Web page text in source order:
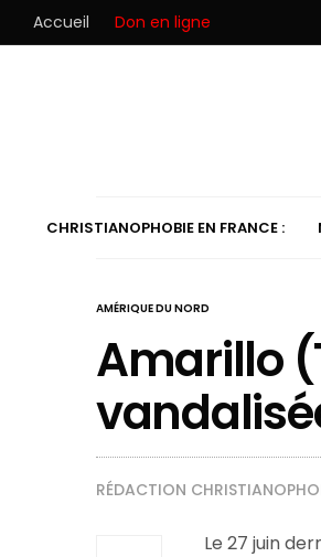
Accueil Don en ligne
CHRISTIANOPHOBIE EN FRANCE :
AMÉRIQUE DU NORD
Amarillo
RÉDACTION
Le 27 juin